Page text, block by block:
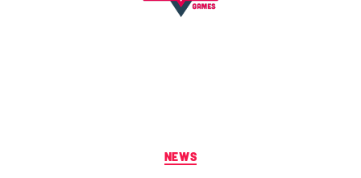
NEWS